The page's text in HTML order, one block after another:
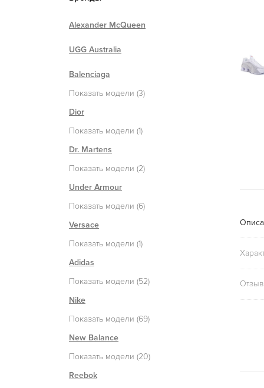
Alexander McQueen
UGG Australia
Balenciaga
Показать модели (3)
Dior
Показать модели (1)
Dr. Martens
Показать модели (2)
Under Armour
Показать модели (6)
Versace
Показать модели (1)
Adidas
Показать модели (52)
Nike
Показать модели (69)
New Balance
Показать модели (20)
Reebok